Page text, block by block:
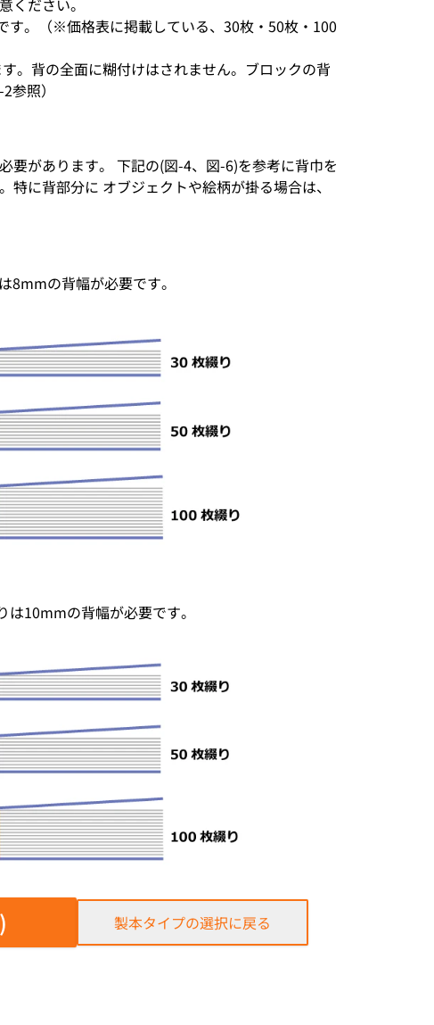
ください。
す。（※価格表に掲載している、30枚・50枚・100
。背の全面に糊付けはされません。ブロックの背
照）
要があります。 下記の(図-4、図-6)を参考に背巾を
に背部分に オブジェクトや絵柄が掛る場合は、
の背幅が必要です。
10mmの背幅が必要です。
製本タイプの選択に戻る